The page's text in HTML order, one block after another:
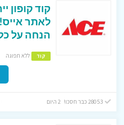
קוד קופון
הנחה על
קוד ללא תפוגה